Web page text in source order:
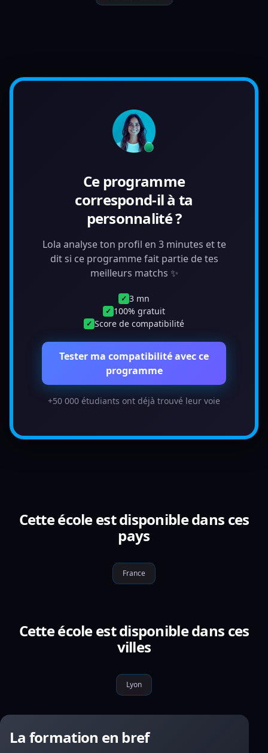
Ce programme
correspond-il à ta
personnalité ?
Lola analyse ton profil en 3 minutes et te
dit si ce programme fait partie de tes
meilleurs matchs ✨
✓ 3 mn
✓ 100% gratuit
✓ Score de compatibilité
Tester ma compatibilité avec ce
programme
+50 000 étudiants ont déjà trouvé leur voie
Cette école est disponible dans ces
pays
France
Cette école est disponible dans ces
villes
Lyon
La formation en bref